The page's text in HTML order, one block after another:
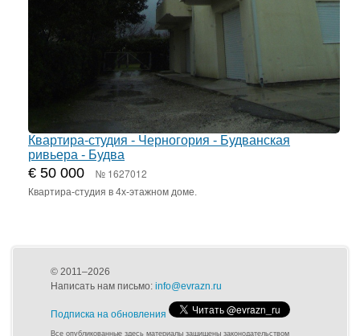
Квартира-студия - Черногория - Будванская
ривьера - Будва
€ 50 000 № 1627012
Квартира-студия в 4х-этажном доме.
© 2011–2026
Написать нам письмо: info@evrazn.ru
Подписка на обновления
Все опубликованные здесь материалы защищены законодательством